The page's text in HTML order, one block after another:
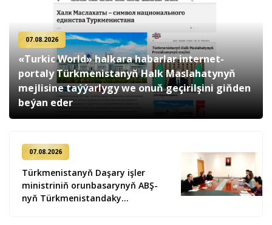
07.08.2026
«Turkic World» halkara habarlar internet-
portaly Türkmenistanyň Halk Maslahatynyň
mejlisine taýýarlygy we onuň geçirilşini giňden
beýan eder
07.08.2026
Türkmenistanyň Daşary işler
ministriniň orunbasarynyň ABŞ-
nyň Türkmenistandaky